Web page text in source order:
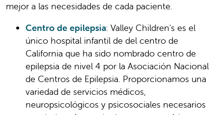
mejor a las necesidades de cada paciente.
Centro de epilepsia: Valley Children's es el
único hospital infantil de del centro de
California que ha sido nombrado centro de
epilepsia de nivel 4 por la Asociación Nacional
de Centros de Epilepsia. Proporcionamos una
variedad de servicios médicos,
neuropsicológicos y psicosociales necesarios